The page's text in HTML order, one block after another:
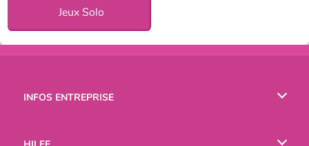
Jeux Solo
INFOS ENTREPRISE